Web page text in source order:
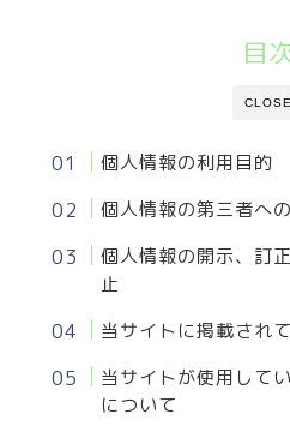
CLOSE
目
個人情報の利用目的
個人情報の第三者へ
個人情報の開示、訂
止
当サイトに掲載され
当サイトが使用して
について